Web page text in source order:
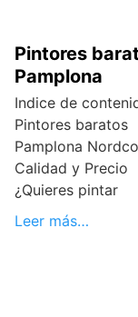
Pintores
Pamplona
Indice de
Pintores baratos
Pamplona
Calidad y Precio
¿Quieres pintar
Leer más…